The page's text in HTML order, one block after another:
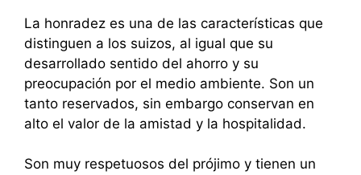
La honradez es una de las características que
distinguen a los suizos, al igual que su
desarrollado sentido del ahorro y su
preocupación por el medio ambiente. Son un
tanto reservados, sin embargo conservan en
alto el valor de la amistad y la hospitalidad.
Son muy respetuosos del prójimo y tienen un